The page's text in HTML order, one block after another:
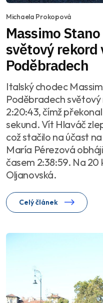
Michaela Prokopová
Massimo
světový rekord
Poděbradech
Italský chodec
Poděbradech světový
2:20:43, čímž
sekund. Vít Hlaváč
což stačilo na účast
María Pérezová
časem 2:38:59. Na 20
Oljanovská.
Celý článek